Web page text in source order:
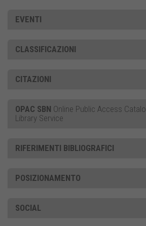
EVENTI
CLASSIFICAZIONI
CITAZIONI
OPAC SBN Online Public Access
Library Service
RIFERIMENTI BIBLIOGRAFICI
POSIZIONAMENTO
SOCIAL